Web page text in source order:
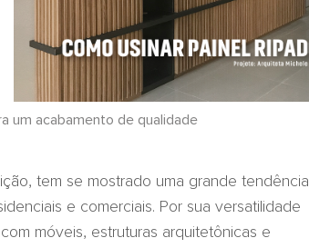
um acabamento de qualidade
tem se mostrado uma grande tendência
e comerciais. Por sua versatilidade
móveis, estruturas arquitetônicas e